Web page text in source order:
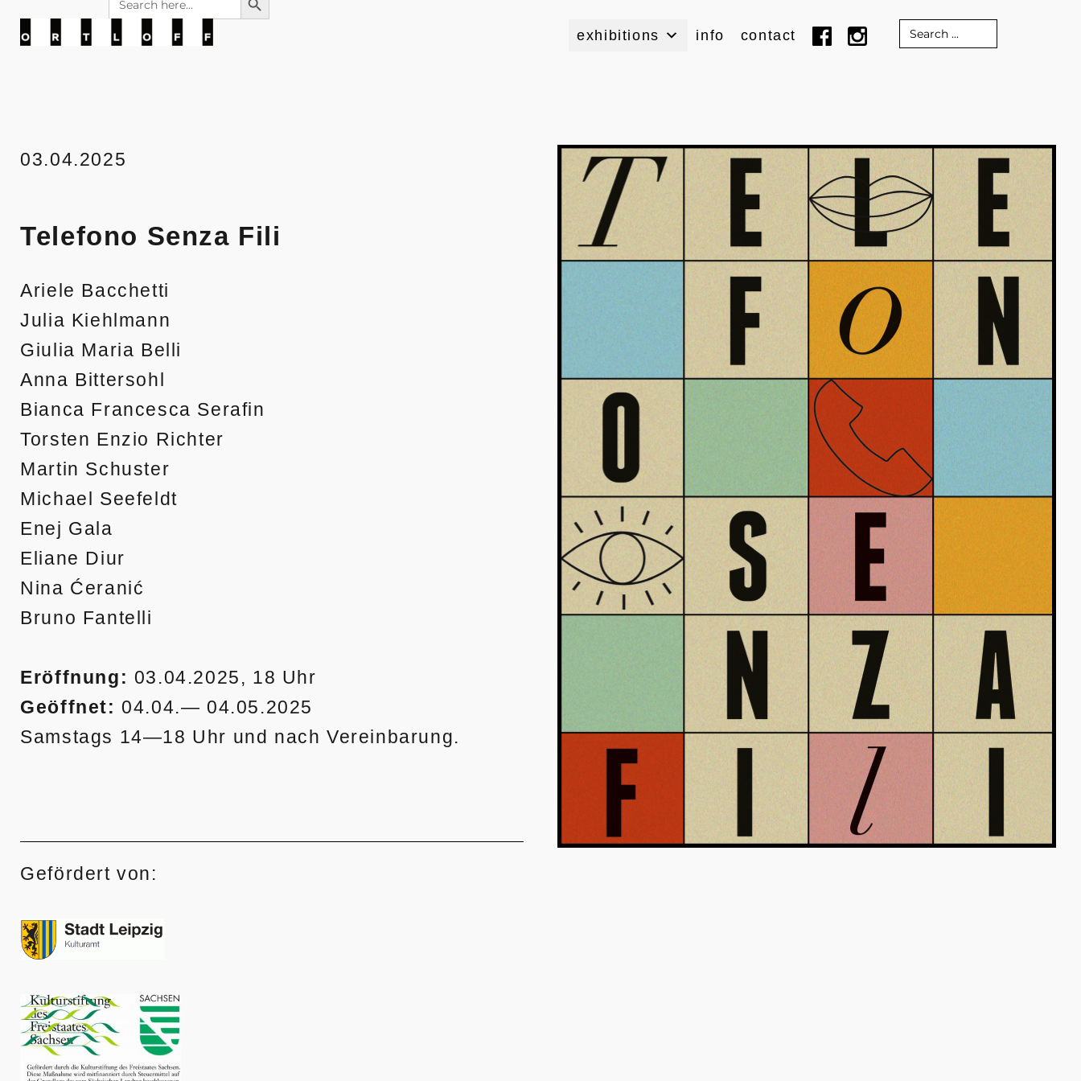
for:
exhibitions info contact
Search
for:
03.04.2025
Telefono Senza Fili
Ariele Bacchetti
Julia Kiehlmann
Giulia Maria Belli
Anna Bittersohl
Bianca Francesca Serafin
Torsten Enzio Richter
Martin Schuster
Michael Seefeldt
Enej Gala
Eliane Diur
Nina Ćeranić
Bruno Fantelli
Eröffnung: 03.04.2025, 18 Uhr
Geöffnet: 04.04.— 04.05.2025
Samstags 14—18 Uhr und nach Vereinbarung.
Gefördert von: